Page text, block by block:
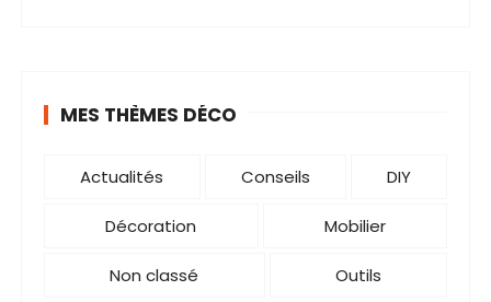
MES THÈMES DÉCO
Actualités Conseils DIY
Décoration Mobilier
Non classé Outils